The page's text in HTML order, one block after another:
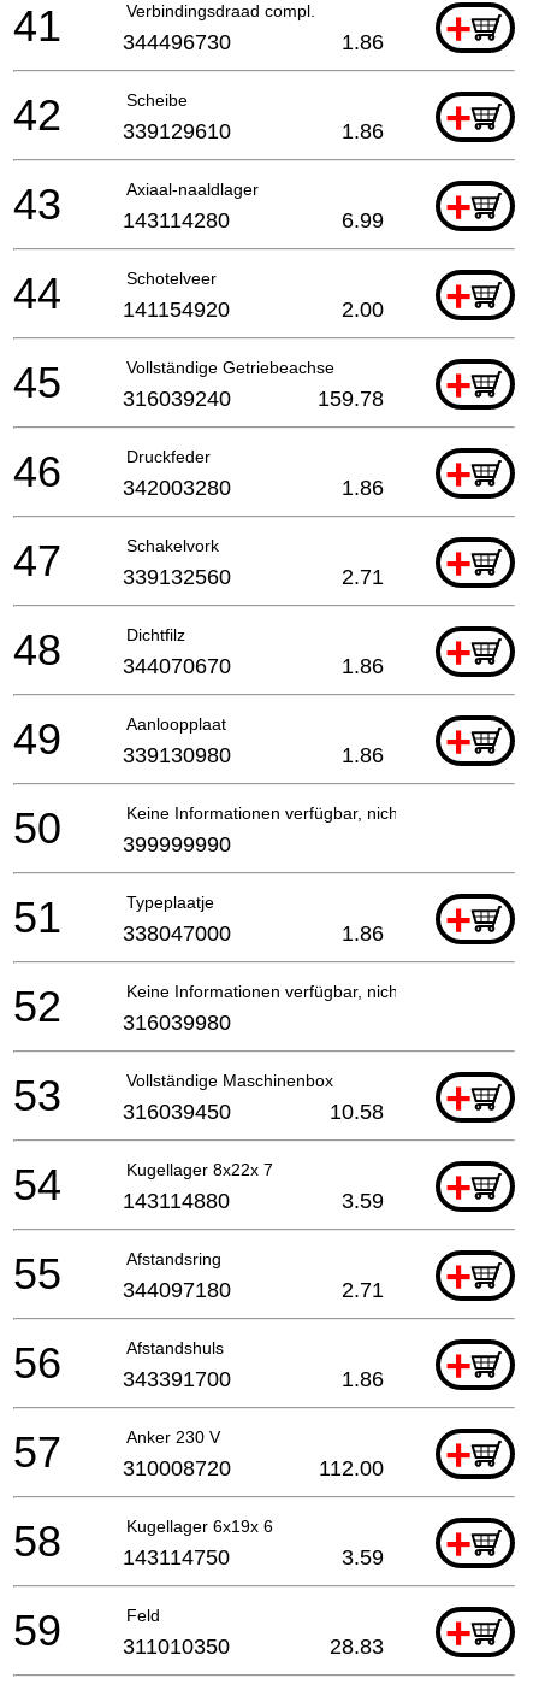
Verbindingsdraad compl. +
41 344496730 1.86
Scheibe +
42 339129610 1.86
Axiaal-naaldlager +
43 143114280 6.99
Schotelveer +
44 141154920 2.00
Vollständige Getriebeachse +
45 316039240 159.78
Druckfeder +
46 342003280 1.86
Schakelvork +
47 339132560 2.71
Dichtfilz +
48 344070670 1.86
Aanloopplaat +
49 339130980 1.86
Keine Informationen verfügbar, nicht bestellbar
50 399999990
Typeplaatje +
51 338047000 1.86
Keine Informationen verfügbar, nicht bestellbar
52 316039980
Vollständige Maschinenbox +
53 316039450 10.58
Kugellager 8x22x 7 +
54 143114880 3.59
Afstandsring +
55 344097180 2.71
Afstandshuls +
56 343391700 1.86
Anker 230 V +
57 310008720 112.00
Kugellager 6x19x 6 +
58 143114750 3.59
Feld +
59 311010350 28.83